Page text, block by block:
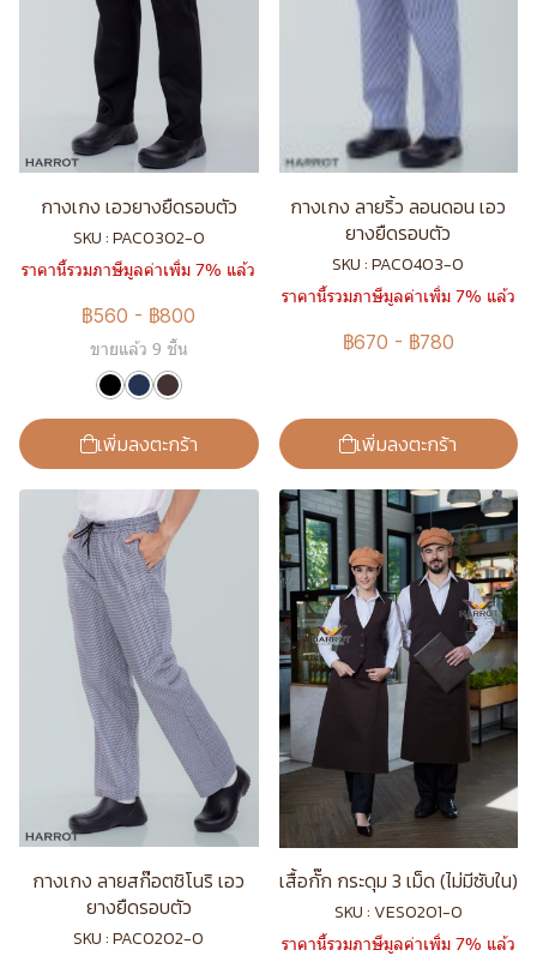
กางเกง เอวยางยืดรอบตัว
SKU : PAC0302-0
ราคานี้รวมภาษีมูลค่าเพิ่ม 7% แล้ว
฿560 - ฿800
ขายแล้ว 9 ชิ้น
เพิ่มลงตะกร้า
กางเกง ลายริ้ว ลอนดอน เอว
ยางยืดรอบตัว
SKU : PAC0403-0
ราคานี้รวมภาษีมูลค่าเพิ่ม 7% แล้ว
฿670 - ฿780
เพิ่มลงตะกร้า
กางเกง ลายสก๊อตชิโนริ เอว
ยางยืดรอบตัว
SKU : PAC0202-0
เสื้อกั๊ก กระดุม 3 เม็ด (ไม่มีซับใน)
SKU : VES0201-0
ราคานี้รวมภาษีมูลค่าเพิ่ม 7% แล้ว